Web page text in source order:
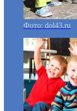
Фото: dol43.ru